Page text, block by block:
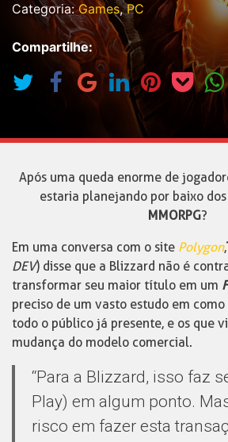
Categoria:Games,PC
Compartilhe:
Após uma queda enorme de
estaria planejando por baixo
MMORPG?
Em uma conversa com o site Polygon,
DEV) disse que a Blizzard não é
transformar seu maior título em um
preciso de um vasto estudo em
todo o público já presente, e os que
mudança do modelo comercial.
“Para a Blizzard, isso faz
Play) em algum ponto.
risco em fazer esta